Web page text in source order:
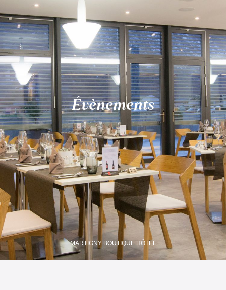
Évènements
MARTIGNY BOUTIQUE HÔTEL